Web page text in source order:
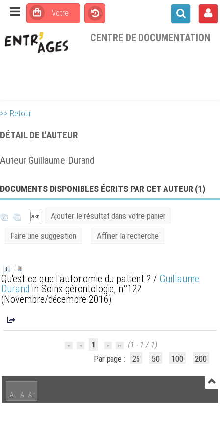
CENTRE DE DOCUMENTATION
>> Retour
DÉTAIL DE L'AUTEUR
Auteur Guillaume Durand
DOCUMENTS DISPONIBLES ÉCRITS PAR CET AUTEUR (1)
Ajouter le résultat dans votre panier
Faire une suggestion Affiner la recherche
Qu'est-ce que l'autonomie du patient ? / Guillaume
Durand in Soins gérontologie, n°122
(Novembre/décembre 2016)
1
(1 - 1 / 1)
Par page :
25 50 100 200
A- A A+